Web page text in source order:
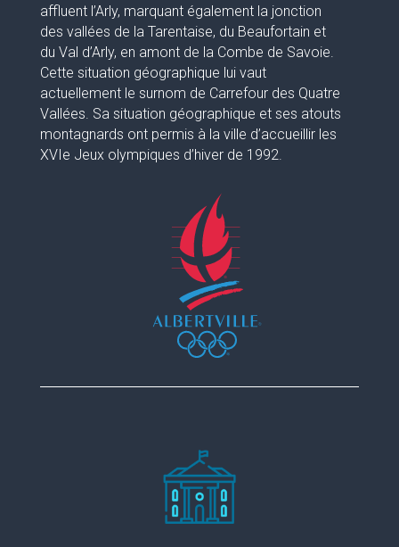
affluent l’Arly, marquant également la jonction
des vallées de la Tarentaise, du Beaufortain et
du Val d’Arly, en amont de la Combe de Savoie.
Cette situation géographique lui vaut
actuellement le surnom de Carrefour des Quatre
Vallées. Sa situation géographique et ses atouts
montagnards ont permis à la ville d’accueillir les
XVIe Jeux olympiques d’hiver de 1992.